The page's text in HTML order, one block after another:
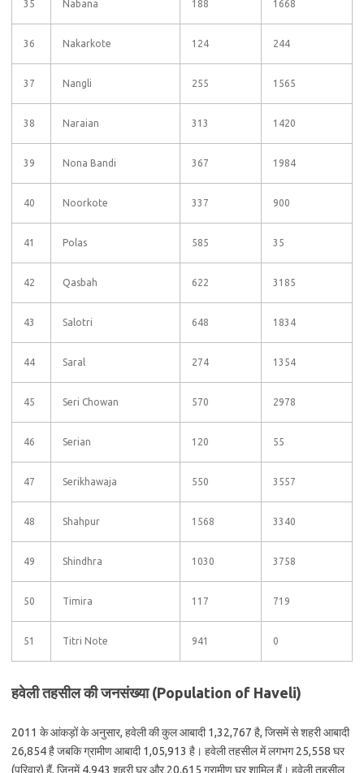
35 Nabana 188 1668
36 Nakarkote 124 244
37 Nangli 255 1565
38 Naraian 313 1420
39 Nona Bandi 367 1984
40 Noorkote 337 900
41 Polas 585 35
42 Qasbah 622 3185
43 Salotri 648 1834
44 Saral 274 1354
45 Seri Chowan 570 2978
46 Serian 120 55
47 Serikhawaja 550 3557
48 Shahpur 1568 3340
49 Shindhra 1030 3758
50 Timira 117 719
51 Titri Note 941 0
हवेली तहसील की जनसंख्या (Population of Haveli)
2011 के आंकड़ों के अनुसार, हवेली की कुल आबादी 1,32,767 है, जिसमें से शहरी आबादी
26,854 है जबकि ग्रामीण आबादी 1,05,913 है। हवेली तहसील में लगभग 25,558 घर
(परिवार) हैं, जिनमें 4,943 शहरी घर और 20,615 ग्रामीण घर शामिल हैं। हवेली तहसील